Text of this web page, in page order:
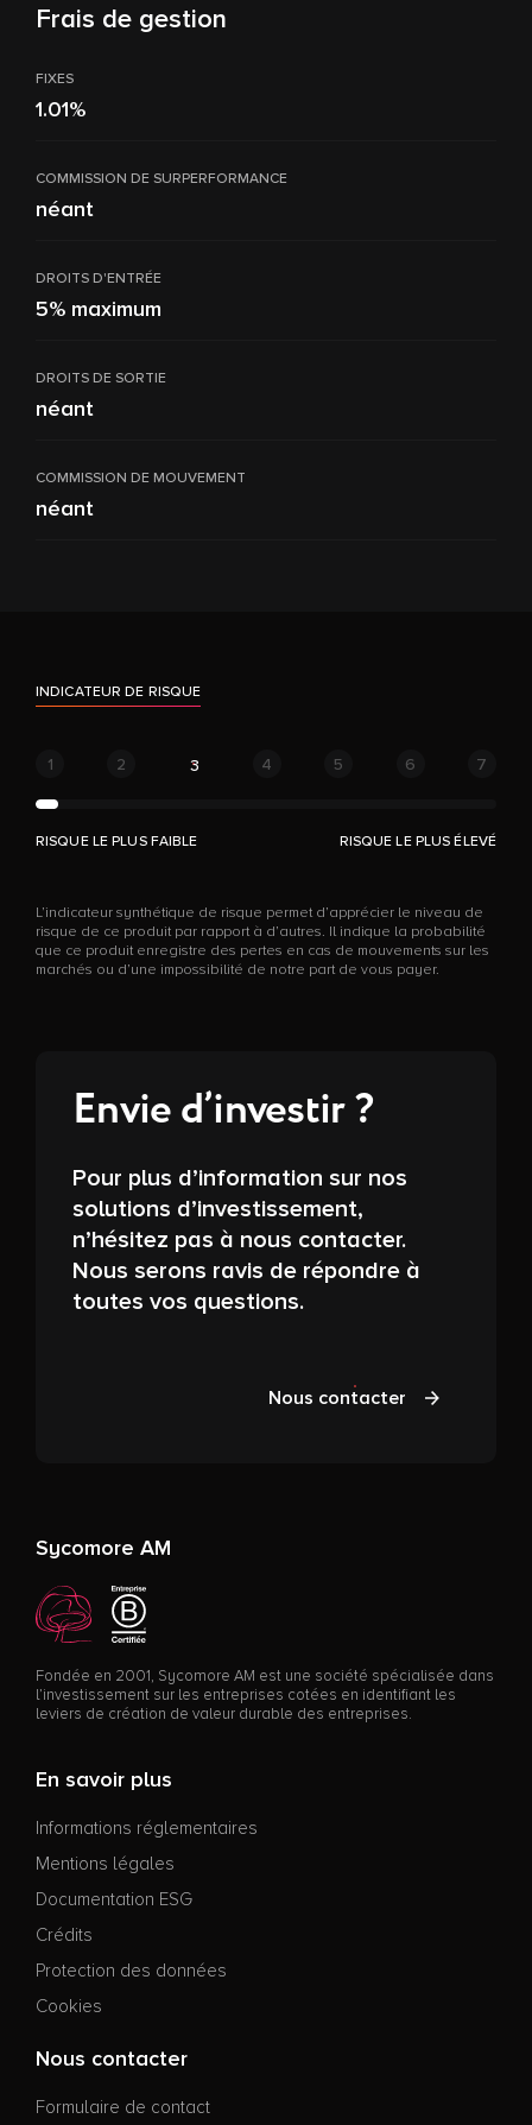
Frais de gestion
FIXES
1.01%
COMMISSION DE SURPERFORMANCE
néant
DROITS D'ENTRÉE
5% maximum
DROITS DE SORTIE
néant
COMMISSION DE MOUVEMENT
néant
INDICATEUR DE RISQUE
1 2 3 4 5 6 7
RISQUE LE PLUS FAIBLE RISQUE LE PLUS ÉLEVÉ
L’indicateur synthétique de risque permet d’apprécier le niveau de
risque de ce produit par rapport à d’autres. Il indique la probabilité
que ce produit enregistre des pertes en cas de mouvements sur les
marchés ou d’une impossibilité de notre part de vous payer.
Envie d’investir ?
Pour plus d’information sur nos
solutions d’investissement,
n’hésitez pas à nous contacter.
Nous serons ravis de répondre à
toutes vos questions.
Nous contacter
Sycomore AM
Fondée en 2001, Sycomore AM est une société spécialisée dans
l’investissement sur les entreprises cotées en identifiant les
leviers de création de valeur durable des entreprises.
En savoir plus
Informations réglementaires
Mentions légales
Documentation ESG
Crédits
Protection des données
Cookies
Nous contacter
Formulaire de contact